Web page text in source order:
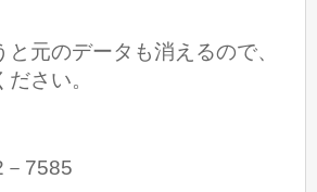
元のデータも消えるので、
さい。
7585